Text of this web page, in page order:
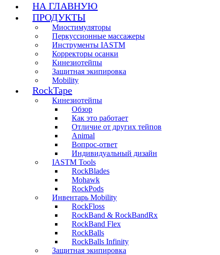
НА ГЛАВНУЮ
ПРОДУКТЫ
Миостимуляторы
Перкуссионные массажеры
Инструменты IASTM
Корректоры осанки
Кинезиотейпы
Защитная экипировка
Mobility
RockTape
Кинезиотейпы
Обзор
Как это работает
Отличие от других тейпов
Animal
Вопрос-ответ
Индивидуальный дизайн
IASTM Tools
RockBlades
Mohawk
RockPods
Инвентарь Mobility
RockFloss
RockBand & RockBandRx
RockBand Flex
RockBalls
RockBalls Infinity
Защитная экипировка